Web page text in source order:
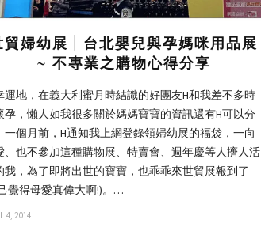
貿婦幼展 | 台北嬰兒與孕媽咪用品展
~ 不專業之購物心得分享
運地，在義大利蜜月時結識的好團友H和我差不多時
孕，懶人如我很多關於媽媽寶寶的資訊還有H可以分
一個月前，H通知我上網登錄領婦幼展的福袋，一向
、也不參加這種購物展、特賣會、週年慶等人擠人活
我，為了即將出世的寶寶，也乖乖來世貿展報到了
覺得母愛真偉大啊!)。…
4, 2014